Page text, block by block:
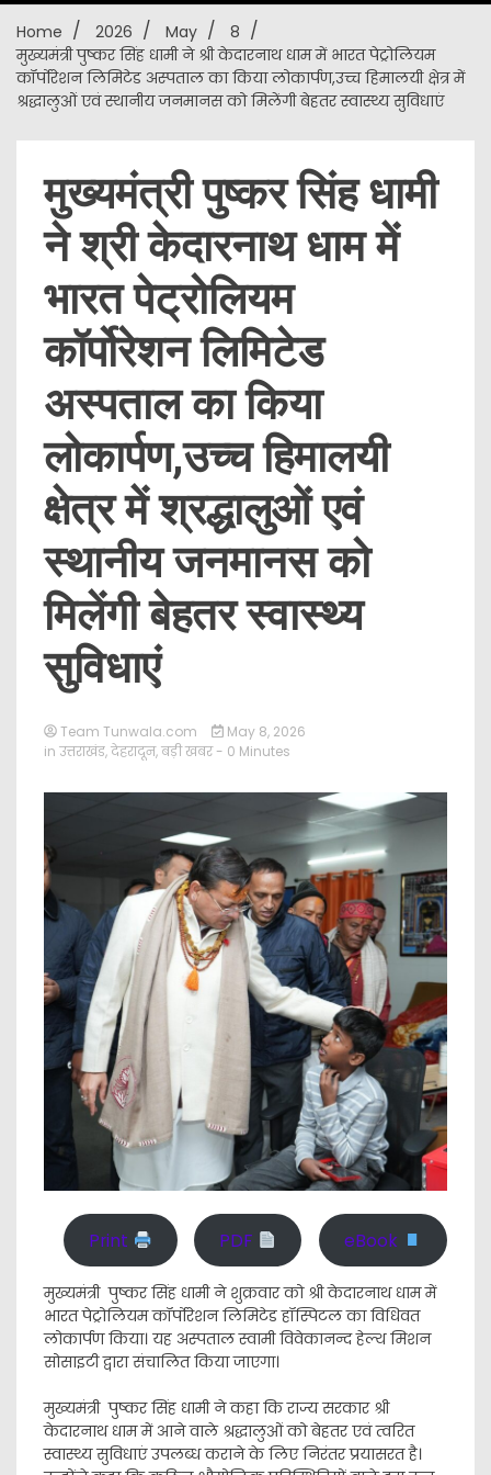
Home 2026 May
8
मुख्यमंत्री पुष्कर सिंह धामी ने श्री केदारनाथ धाम में भारत पेट्रोलियम
कॉर्पोरेशन लिमिटेड अस्पताल का किया लोकार्पण,उच्च हिमालयी क्षेत्र में
श्रद्धालुओं एवं स्थानीय जनमानस को मिलेंगी बेहतर स्वास्थ्य सुविधाएं
मुख्यमंत्री पुष्कर सिंह धामी
ने श्री केदारनाथ धाम में
भारत पेट्रोलियम
कॉर्पोरेशन लिमिटेड
अस्पताल का किया
लोकार्पण,उच्च हिमालयी
क्षेत्र में श्रद्धालुओं एवं
स्थानीय जनमानस को
मिलेंगी बेहतर स्वास्थ्य
सुविधाएं
Team Tunwala.com
May 8, 2026
in उत्तराखंड,देहरादून,बड़ी खबर - 0 Minutes
Print PDF eBook
मुख्यमंत्री पुष्कर सिंह धामी ने शुक्रवार को श्री केदारनाथ धाम में
भारत पेट्रोलियम कॉर्पोरेशन लिमिटेड हॉस्पिटल का विधिवत
लोकार्पण किया। यह अस्पताल स्वामी विवेकानन्द हेल्थ मिशन
सोसाइटी द्वारा संचालित किया जाएगा।
मुख्यमंत्री पुष्कर सिंह धामी ने कहा कि राज्य सरकार श्री
केदारनाथ धाम में आने वाले श्रद्धालुओं को बेहतर एवं त्वरित
स्वास्थ्य सुविधाएं उपलब्ध कराने के लिए निरंतर प्रयासरत है।